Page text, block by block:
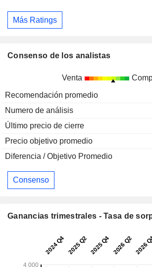
Más Ratings
Consenso de los analistas
Venta
Recomendación promedio
Numero de análisis
Último precio de cierre
Precio objetivo promedio
Diferencia / Objetivo Promedio
Consenso
Ganancias trimestrales - Tasa de